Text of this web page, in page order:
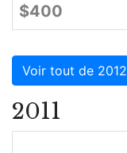
$400
Voir tout de 2012
2011